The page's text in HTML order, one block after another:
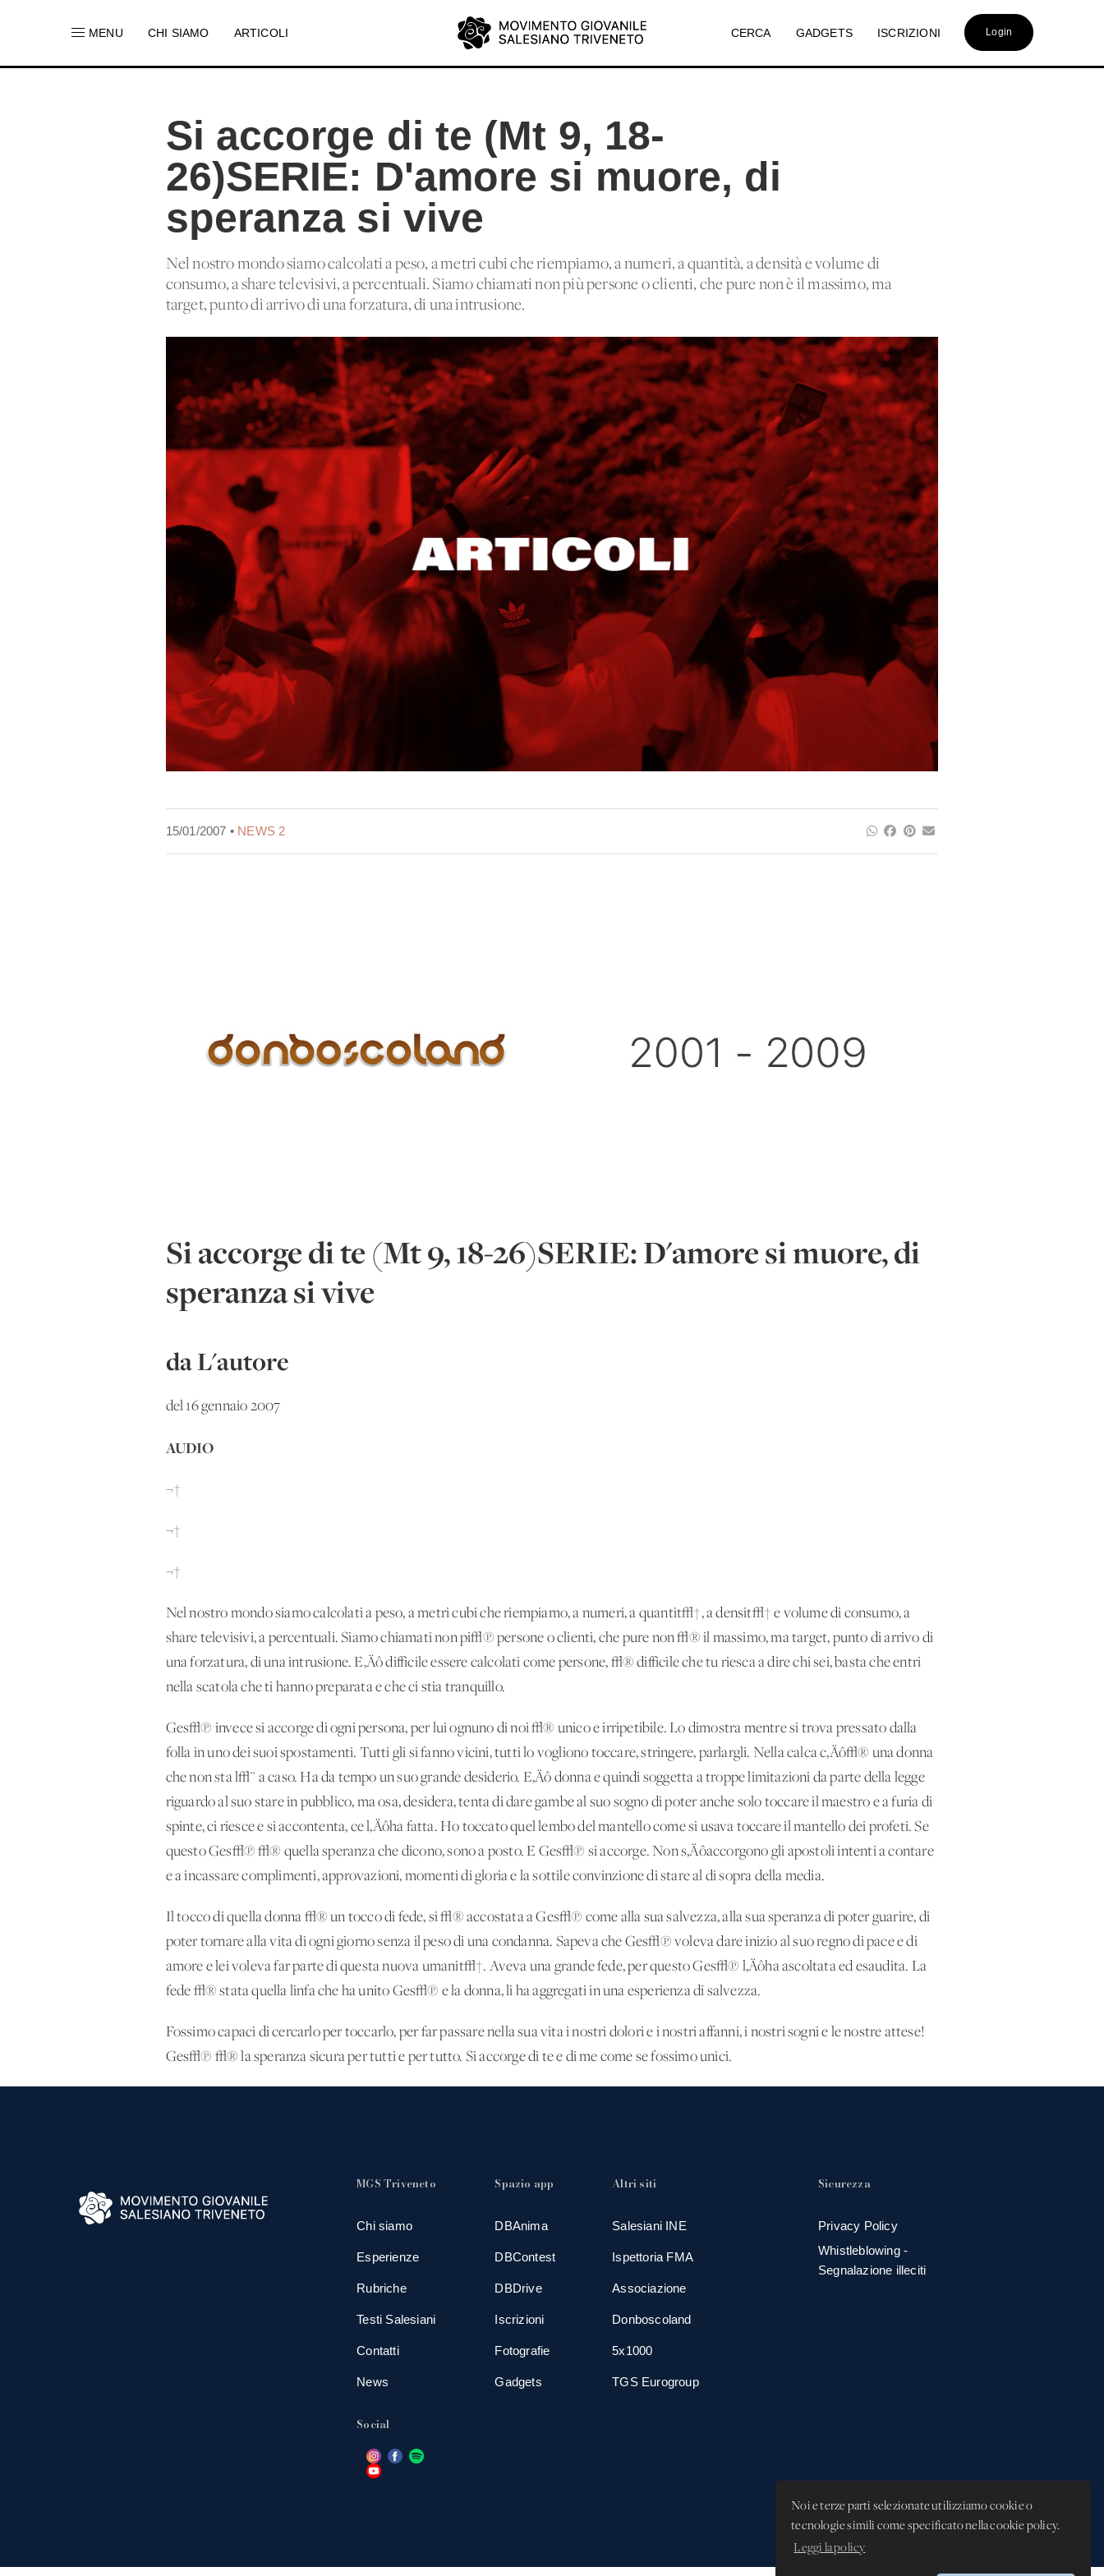
Noi e terze parti selezionate utilizziamo cookie o
tecnologie simili come specificato nella cookie policy.
Leggi la policy
MENU CHI SIAMO ARTICOLI CERCA GADGETS ISCRIZIONI Login
Si accorge di te (Mt 9, 18-
26)SERIE: D'amore si muore, di
speranza si vive
Nel nostro mondo siamo calcolati a peso, a metri cubi che riempiamo, a numeri, a quantità, a densità e volume di
consumo, a share televisivi, a percentuali. Siamo chiamati non più persone o clienti, che pure non è il massimo, ma
target, punto di arrivo di una forzatura, di una intrusione.
15/01/2007 • NEWS 2
Si accorge di te (Mt 9, 18-26)SERIE: D'amore si muore, di
speranza si vive
da L'autore
del 16 gennaio 2007
AUDIO
¬†
¬†
¬†
Nel nostro mondo siamo calcolati a peso, a metri cubi che riempiamo, a numeri, a quantit√†, a densit√† e volume di consumo, a
share televisivi, a percentuali. Siamo chiamati non pi√π persone o clienti, che pure non √® il massimo, ma target, punto di arrivo di
una forzatura, di una intrusione. E‚Äô difficile essere calcolati come persone, √® difficile che tu riesca a dire chi sei, basta che entri
nella scatola che ti hanno preparata e che ci stia tranquillo.
Ges√π invece si accorge di ogni persona, per lui ognuno di noi √® unico e irripetibile. Lo dimostra mentre si trova pressato dalla
folla in uno dei suoi spostamenti. Tutti gli si fanno vicini, tutti lo vogliono toccare, stringere, parlargli. Nella calca c‚Äô√® una donna
che non sta l√¨ a caso. Ha da tempo un suo grande desiderio. E‚Äô donna e quindi soggetta a troppe limitazioni da parte della legge
riguardo al suo stare in pubblico, ma osa, desidera, tenta di dare gambe al suo sogno di poter anche solo toccare il maestro e a furia di
spinte, ci riesce e si accontenta, ce l‚Äôha fatta. Ho toccato quel lembo del mantello come si usava toccare il mantello dei profeti. Se
questo Ges√π √® quella speranza che dicono, sono a posto. E Ges√π si accorge. Non s‚Äôaccorgono gli apostoli intenti a contare
e a incassare complimenti, approvazioni, momenti di gloria e la sottile convinzione di stare al di sopra della media.
Il tocco di quella donna √® un tocco di fede, si √® accostata a Ges√π come alla sua salvezza, alla sua speranza di poter guarire, di
poter tornare alla vita di ogni giorno senza il peso di una condanna. Sapeva che Ges√π voleva dare inizio al suo regno di pace e di
amore e lei voleva far parte di questa nuova umanit√†. Aveva una grande fede, per questo Ges√π l‚Äôha ascoltata ed esaudita. La
fede √® stata quella linfa che ha unito Ges√π e la donna, li ha aggregati in una esperienza di salvezza.
Fossimo capaci di cercarlo per toccarlo, per far passare nella sua vita i nostri dolori e i nostri affanni, i nostri sogni e le nostre attese!
Ges√π √® la speranza sicura per tutti e per tutto. Si accorge di te e di me come se fossimo unici.
MGS Triveneto
Chi siamo
Esperienze
Rubriche
Testi Salesiani
Contatti
News
Social
Spazio app
DBAnima
DBContest
DBDrive
Iscrizioni
Fotografie
Gadgets
Altri siti
Salesiani INE
Ispettoria FMA
Associazione
Donboscoland
5x1000
TGS Eurogroup
Sicurezza
Privacy Policy
Whistleblowing -
Segnalazione illeciti